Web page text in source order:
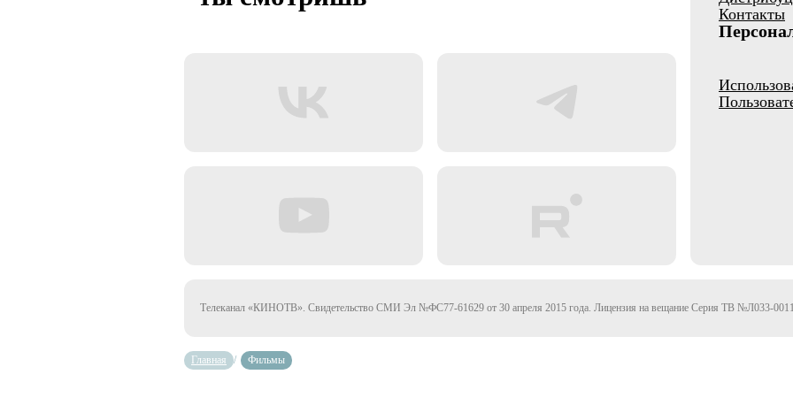
Контакты
Телеканал «КИНОТВ». Свидетельство СМИ Эл №ФС77-61629 от 30 апреля 2015 года. Лицензия на вещание Серия ТВ №Л033-
Главная / Фильмы